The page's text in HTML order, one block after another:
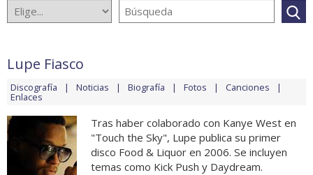
Lupe Fiasco
Discografía Noticias Biografía Fotos Canciones
Enlaces
Tras haber colaborado con Kanye West en
"Touch the Sky", Lupe publica su primer
disco Food & Liquor en 2006. Se incluyen
temas como Kick Push y Daydream.